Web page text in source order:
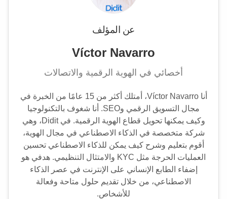
عن المؤلف
Víctor Navarro
أخصائي في الهوية الرقمية والاتصالات
أنا Víctor Navarro، أمتلك أكثر من 15 عامًا من الخبرة في
مجال التسويق الرقمي وSEO. أنا شغوف بالتكنولوجيا
وكيف يمكنها تحويل قطاع الهوية الرقمية. في Didit، وهي
شركة متخصصة في الذكاء الاصطناعي في مجال الهوية،
أقوم بتعليم وشرح كيف يمكن للذكاء الاصطناعي تحسين
العمليات الحرجة مثل KYC والامتثال التنظيمي. هدفي هو
إضفاء الطابع الإنساني على الإنترنت في عصر الذكاء
الاصطناعي، من خلال تقديم حلول متاحة وفعالة
للأشخاص.